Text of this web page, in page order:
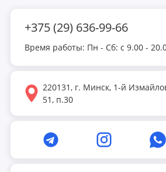
+375 (29) 636-99-66
Время работы: Пн - Сб: с 9.00 -
220131, г. Минск, 1-й
51, п.30